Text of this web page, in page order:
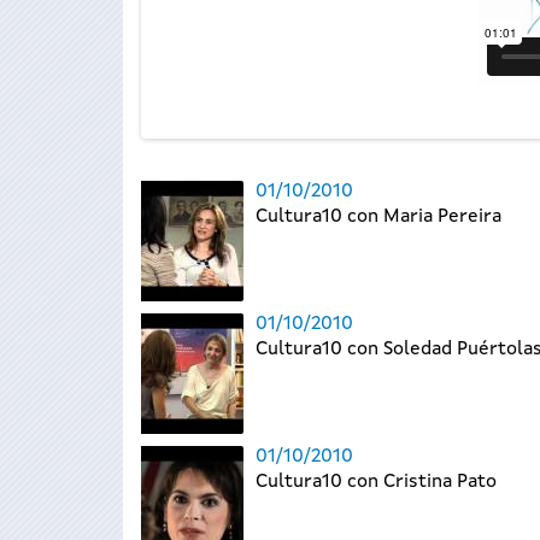
01/10/2010
Cultura10 con Maria Pereira
01/10/2010
Cultura10 con Soledad
01/10/2010
Cultura10 con Cristina Pato